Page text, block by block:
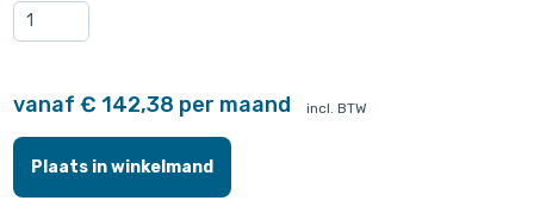
vanaf € 142,38 per maand incl. BTW
Plaats in winkelmand